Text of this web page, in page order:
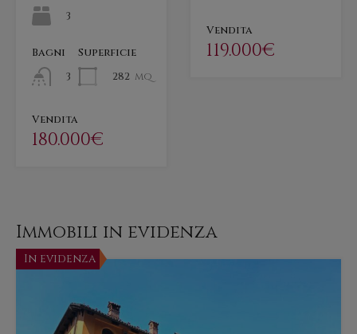
3
Bagni
3
Superficie
282 mq
Vendita
180.000€
Vendita
119.000€
Immobili in evidenza
In evidenza